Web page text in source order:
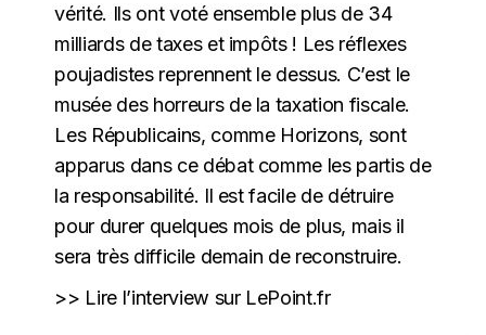
vérité. Ils ont voté ensemble plus de 34
milliards de taxes et impôts ! Les réflexes
poujadistes reprennent le dessus. C’est le
musée des horreurs de la taxation fiscale.
Les Républicains, comme Horizons, sont
apparus dans ce débat comme les partis de
la responsabilité. Il est facile de détruire
pour durer quelques mois de plus, mais il
sera très difficile demain de reconstruire.
>> Lire l’interview sur LePoint.fr